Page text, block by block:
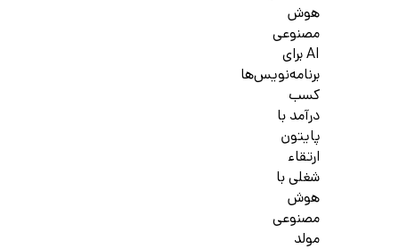
هوش
مصنوعی
AI برای
برنامه‌نویس‌ها
کسب
درآمد با
پایتون
ارتقاء
شغلی با
هوش
مصنوعی
مولد